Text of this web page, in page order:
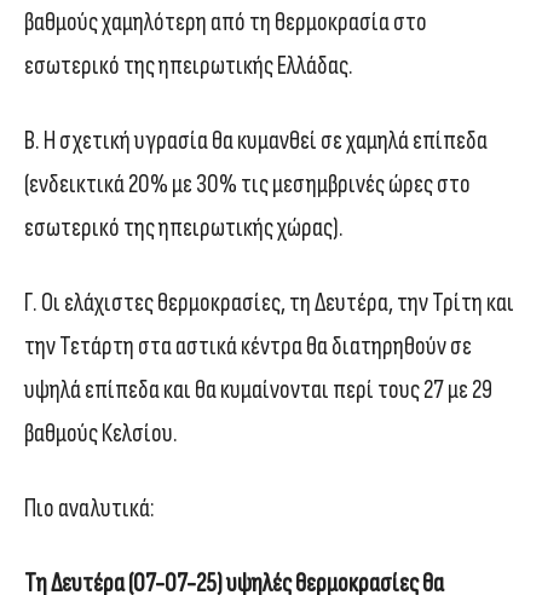
βαθμούς χαμηλότερη από τη θερμοκρασία στο
εσωτερικό της ηπειρωτικής Ελλάδας.
Β. Η σχετική υγρασία θα κυμανθεί σε χαμηλά επίπεδα
(ενδεικτικά 20% με 30% τις μεσημβρινές ώρες στο
εσωτερικό της ηπειρωτικής χώρας).
Γ. Οι ελάχιστες θερμοκρασίες, τη Δευτέρα, την Τρίτη και
την Τετάρτη στα αστικά κέντρα θα διατηρηθούν σε
υψηλά επίπεδα και θα κυμαίνονται περί τους 27 με 29
βαθμούς Κελσίου.
Πιο αναλυτικά:
Τη Δευτέρα (07-07-25) υψηλές θερμοκρασίες θα